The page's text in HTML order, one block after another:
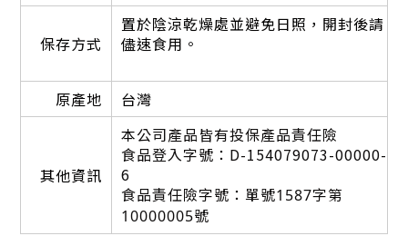
保存方式
置於陰涼乾燥處並避免日照，開封後請
儘速食用。
原產地 台灣
其他資訊
本公司產品皆有投保產品責任險
食品登入字號：D-154079073-00000-
6
食品責任險字號： 單號1587字第
10000005號